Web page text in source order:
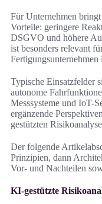
Für Unternehmen
Vorteile: geringere
DSGVO und höhere
ist besonders relevant
Fertigungsunternehmen
Typische Einsatzfelder
autonome
Messsysteme und IoT-
ergänzende
gestützten
Der folgende
Prinzipien, dann
Vor- und Nachteilen
KI-gestützte